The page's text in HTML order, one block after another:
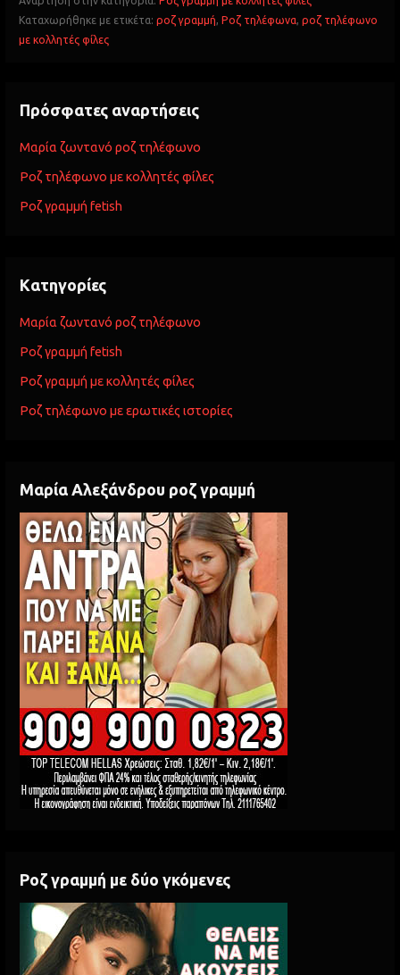
Καταχωρήθηκε με ετικέτα: ροζ γραμμή, Ροζ τηλέφωνα, ροζ τηλέφωνο
με κολλητές φίλες
Πρόσφατες αναρτήσεις
Μαρία ζωντανό ροζ τηλέφωνο
Ροζ τηλέφωνο με κολλητές φίλες
Ροζ γραμμή fetish
Kατηγορίες
Μαρία ζωντανό ροζ τηλέφωνο
Ροζ γραμμή fetish
Ροζ γραμμή με κολλητές φίλες
Ροζ τηλέφωνο με ερωτικές ιστορίες
Μαρία Αλεξάνδρου ροζ γραμμή
Ροζ γραμμή με δύο γκόμενες